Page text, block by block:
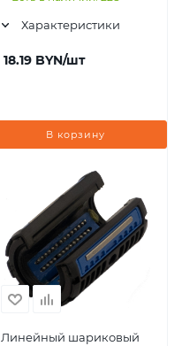
Характеристики
18.19 BYN/шт
В корзину
Линейный шариковый